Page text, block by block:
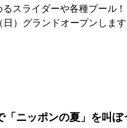
スライダーや各種プール
）グランドオープンしま
ニッポンの夏」を叫ぼ